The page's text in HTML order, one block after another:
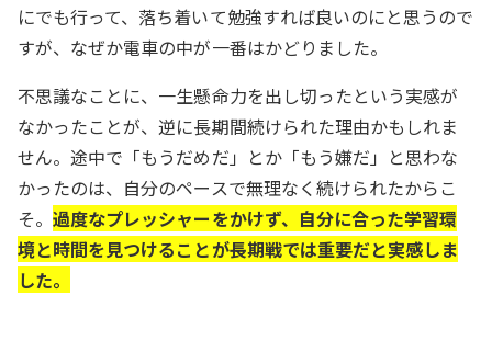
にでも行って、落ち着いて勉強すれば良いのにと思うので
すが、なぜか電車の中が一番はかどりました。
不思議なことに、一生懸命力を出し切ったという実感が
なかったことが、逆に長期間続けられた理由かもしれま
せん。途中で「もうだめだ」とか「もう嫌だ」と思わな
かったのは、自分のペースで無理なく続けられたからこ
そ。過度なプレッシャーをかけず、自分に合った学習環
境と時間を見つけることが長期戦では重要だと実感しま
した。